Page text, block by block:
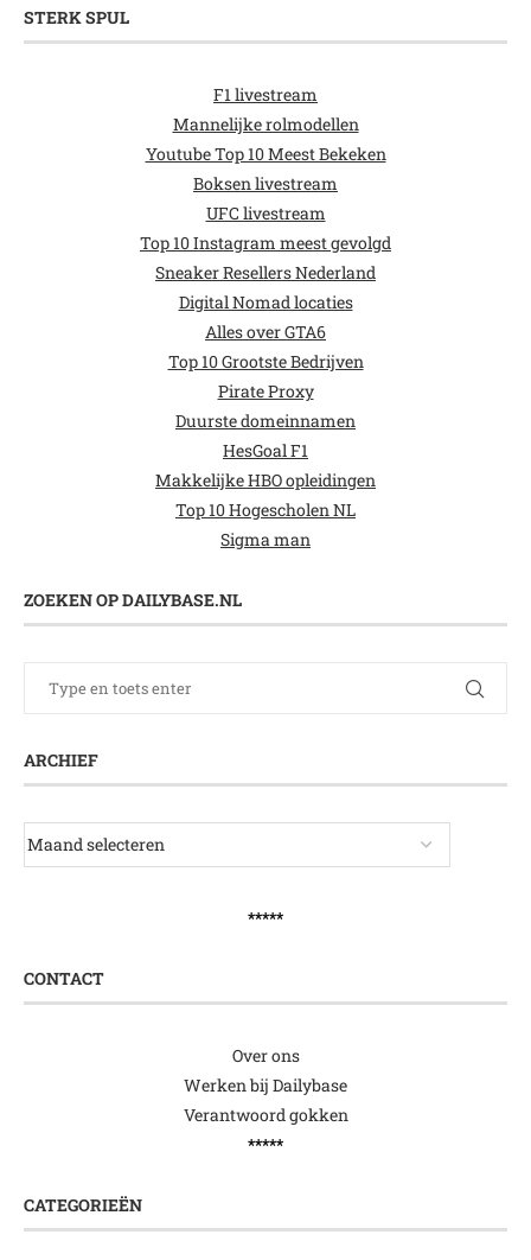
STERK SPUL
F1 livestream
Mannelijke rolmodellen
Youtube Top 10 Meest Bekeken
Boksen livestream
UFC livestream
Top 10 Instagram meest gevolgd
Sneaker Resellers Nederland
Digital Nomad locaties
Alles over GTA6
Top 10 Grootste Bedrijven
Pirate Proxy
Duurste domeinnamen
HesGoal F1
Makkelijke HBO opleidingen
Top 10 Hogescholen NL
Sigma man
ZOEKEN OP DAILYBASE.NL
ARCHIEF
*****
CONTACT
Over ons
Werken bij Dailybase
Verantwoord gokken
*****
CATEGORIEËN